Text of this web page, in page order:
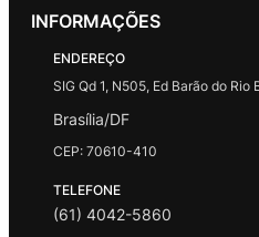
INFORMAÇÕES
ENDEREÇO
SIG Qd 1, N505, Ed Barão do Rio
Brasília/DF
CEP: 70610-410
TELEFONE
(61) 4042-5860